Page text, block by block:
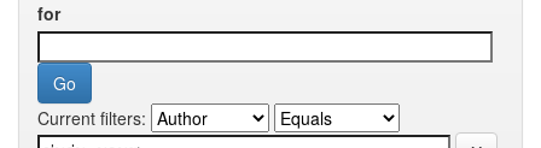
for
Current filters: